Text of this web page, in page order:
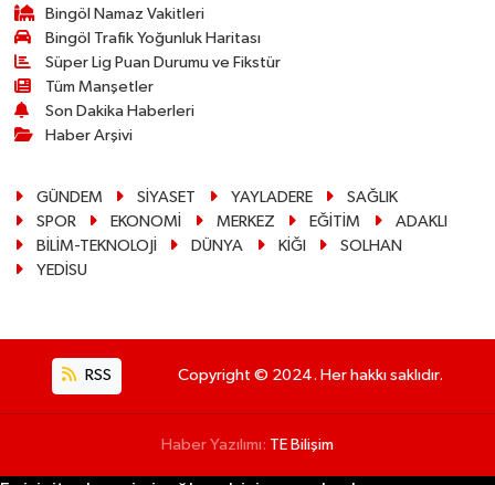
Bingöl Namaz Vakitleri
Bingöl Trafik Yoğunluk Haritası
Süper Lig Puan Durumu ve Fikstür
Tüm Manşetler
Son Dakika Haberleri
Haber Arşivi
GÜNDEM SİYASET YAYLADERE
SAĞLIK
SPOR
EKONOMİ MERKEZ EĞİTİM
ADAKLI
BİLİM-TEKNOLOJİ
DÜNYA KİĞI
SOLHAN
YEDİSU
RSS Copyright © 2024. Her hakkı saklıdır.
Haber Yazılımı: TE Bilişim